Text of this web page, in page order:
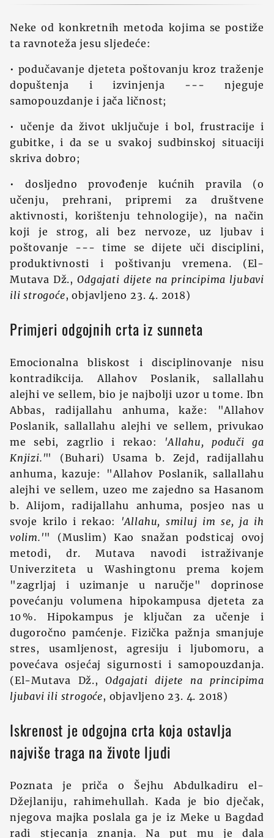
Neke od konkretnih metoda kojima se postiže
ta ravnoteža jesu sljedeće:
• podučavanje djeteta poštovanju kroz traženje
dopuštenja i izvinjenja --- njeguje
samopouzdanje i jača ličnost;
• učenje da život uključuje i bol, frustracije i
gubitke, i da se u svakoj sudbinskoj situaciji
skriva dobro;
• dosljedno provođenje kućnih pravila (o
učenju, prehrani, pripremi za društvene
aktivnosti, korištenju tehnologije), na način
koji je strog, ali bez nervoze, uz ljubav i
poštovanje --- time se dijete uči disciplini,
produktivnosti i poštivanju vremena. (El-
Mutava Dž.,Odgajati dijete na principima ljubavi
ili strogoće, objavljeno 23. 4. 2018)
Primjeri odgojnih crta iz sunneta
Emocionalna bliskost i disciplinovanje nisu
kontradikcija. Allahov Poslanik, sallallahu
alejhi ve sellem, bio je najbolji uzor u tome. Ibn
Abbas, radijallahu anhuma, kaže: "Allahov
Poslanik, sallallahu alejhi ve sellem, privukao
me sebi, zagrlio i rekao:
'Allahu, poduči ga
Knjizi.'" (Buhari) Usama b. Zejd, radijallahu
anhuma, kazuje: "Allahov Poslanik, sallallahu
alejhi ve sellem, uzeo me zajedno sa Hasanom
b. Alijom, radijallahu anhuma, posjeo nas u
svoje krilo i rekao:
'Allahu, smiluj im se, ja ih
volim.'" (Muslim) Kao snažan podsticaj ovoj
metodi, dr. Mutava navodi istraživanje
Univerziteta u Washingtonu prema kojem
"zagrljaj i uzimanje u naručje" doprinose
povećanju volumena hipokampusa djeteta za
10 %. Hipokampus je ključan za učenje i
dugoročno pamćenje. Fizička pažnja smanjuje
stres, usamljenost, agresiju i ljubomoru, a
povećava osjećaj sigurnosti i samopouzdanja.
(El-Mutava Dž.,Odgajati dijete na principima
ljubavi ili strogoće, objavljeno 23. 4. 2018)
Iskrenost je odgojna crta koja ostavlja
najviše traga na živote ljudi
Poznata je priča o Šejhu Abdulkadiru el-
Džejlaniju, rahimehullah. Kada je bio dječak,
njegova majka poslala ga je iz Meke u Bagdad
radi stjecanja znanja. Na put mu je dala